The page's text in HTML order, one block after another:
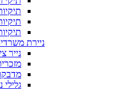
ניירת
נייר
גלילי